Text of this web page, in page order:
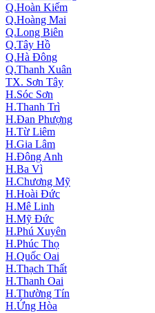
Q.Hoàn Kiếm
Q.Hoàng Mai
Q.Long Biên
Q.Tây Hồ
Q.Hà Đông
Q.Thanh Xuân
TX. Sơn Tây
H.Sóc Sơn
H.Thanh Trì
H.Đan Phượng
H.Từ Liêm
H.Gia Lâm
H.Đông Anh
H.Ba Vì
H.Chương Mỹ
H.Hoài Đức
H.Mê Linh
H.Mỹ Đức
H.Phú Xuyên
H.Phúc Thọ
H.Quốc Oai
H.Thạch Thất
H.Thanh Oai
H.Thường Tín
H.Ứng Hòa